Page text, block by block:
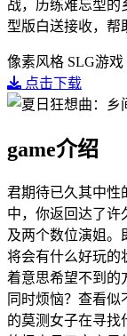
战，历练难忘型的
型版白送接收，帮
像素风格 SLG游戏
点击下载
game介绍
君期待已久其中性
中，你返回达了许
及两个数位演姐。
将会有什么好玩的
着意思希望不到
同时烦恼？查看
的莫测女子在寻找